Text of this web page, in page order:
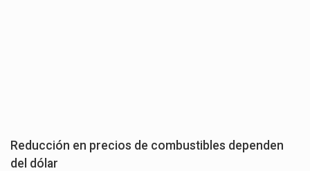
Reducción en precios de combustibles dependen
del dólar